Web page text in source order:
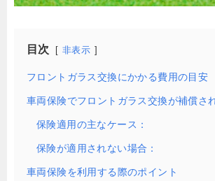
目次 非表示
フロントガラス交換にかかる費用の目安
車両保険でフロントガラス交換が補償さ
保険適用の主なケース：
保険が適用されない場合：
車両保険を利用する際のポイント